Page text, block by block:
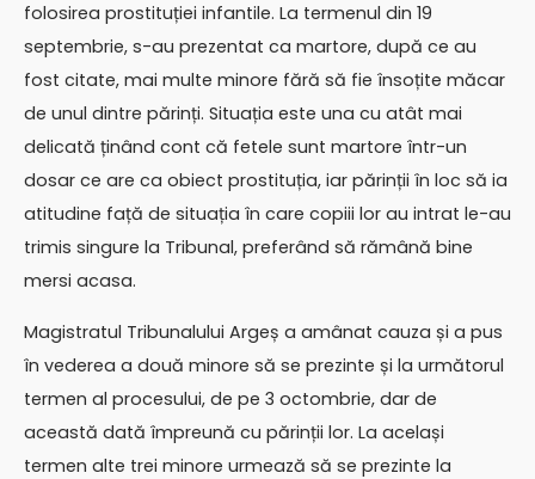
folosirea prostituției infantile. La termenul din 19
septembrie, s-au prezentat ca martore, după ce au
fost citate, mai multe minore fără să fie însoțite măcar
de unul dintre părinți. Situația este una cu atât mai
delicată ținând cont că fetele sunt martore într-un
dosar ce are ca obiect prostituția, iar părinții în loc să ia
atitudine față de situația în care copiii lor au intrat le-au
trimis singure la Tribunal, preferând să rămână bine
mersi acasa.
Magistratul Tribunalului Argeș a amânat cauza și a pus
în vederea a două minore să se prezinte și la următorul
termen al procesului, de pe 3 octombrie, dar de
această dată împreună cu părinții lor. La același
termen alte trei minore urmează să se prezinte la